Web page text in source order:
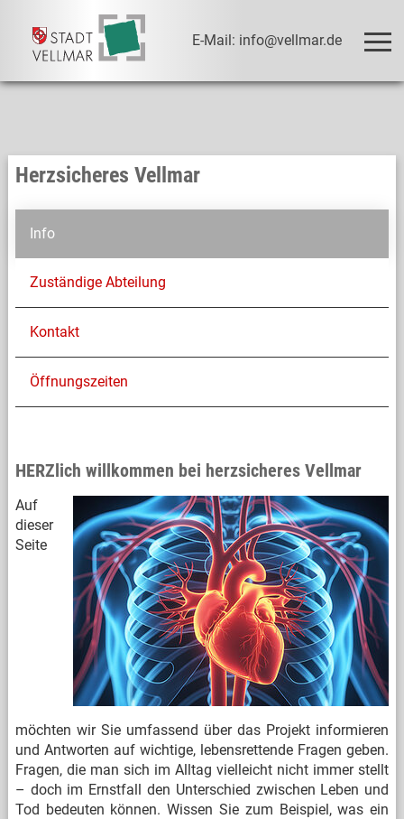
E-Mail: info@vellmar.de
Herzsicheres Vellmar
Info
Zuständige Abteilung
Kontakt
Öffnungszeiten
HERZlich willkommen bei herzsicheres Vellmar
Auf
dieser
Seite
möchten wir Sie umfassend über das Projekt informieren
und Antworten auf wichtige, lebensrettende Fragen geben.
Fragen, die man sich im Alltag vielleicht nicht immer stellt
– doch im Ernstfall den Unterschied zwischen Leben und
Tod bedeuten können. Wissen Sie zum Beispiel, was ein